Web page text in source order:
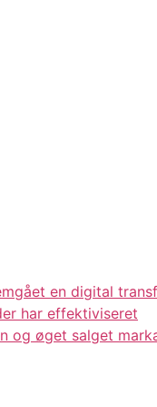
en digital
har effektiviseret
og øget salget